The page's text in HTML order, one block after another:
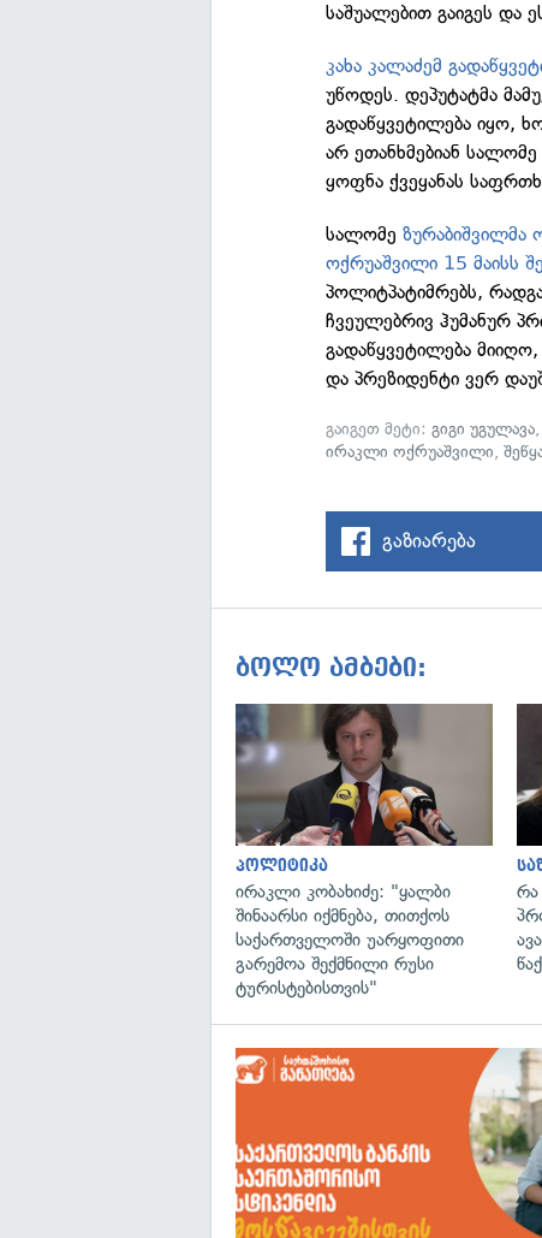
საშუალებით გაიგეს
კახა კალაძემ
უწოდეს. დეპუტატმა
გადაწყვეტილება იყო,
არ ეთანხმებიან
ყოფნა ქვეყანას
სალომეზურაბიშვილმა
ოქრუაშვილი 15 მაისს
პოლიტპატიმრებს,
ჩვეულებრივ ჰუმანურ
გადაწყვეტილება
და პრეზიდენტი ვერ
გაიგეთ მეტი:გიგი უგულავა
ირაკლი ოქრუაშვილი,
გაზიარება
ბოლო ამბები:
პოლიტიკა
ირაკლი კობახიძე: "ყალბი
შინაარსი იქმნება, თითქოს
საქართველოში უარყოფითი
გარემოა შექმნილი რუსი
ტურისტებისთვის"
რა